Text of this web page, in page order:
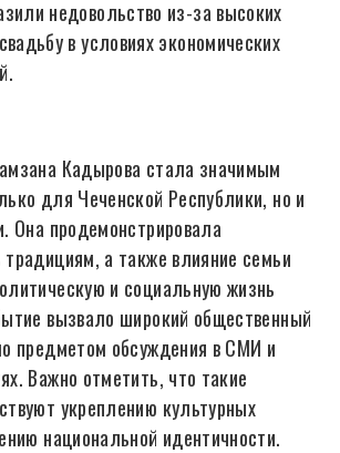
недовольство из-за высоких
в условиях экономических
Кадырова стала значимым
для Чеченской Республики, но и
Она продемонстрировала
традициям, а также влияние семьи
и социальную жизнь
вызвало широкий общественный
предметом обсуждения в СМИ и
Важно отметить, что такие
укреплению культурных
национальной идентичности.